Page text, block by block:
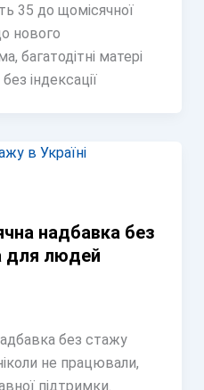
35 до щомісячної
нового
багатодітні матері
індексації
надбавка без
для людей
без стажу
не працювали,
підтримки.